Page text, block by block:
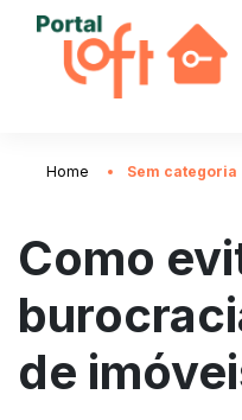
Home Sem categoria
Como
de